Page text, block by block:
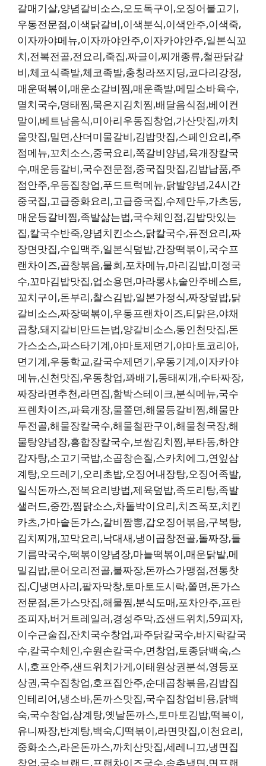
갈매기살,양념갈비소스,오도독구이,오징어불고기,
우동전문점,이색닭갈비,이색분식,이색안주,이색죽,
이자까야메뉴,이자까야안주,이자카야안주,일본식꼬
치,전복전골,전요리,죽집,짜글이,찌개종류,철판닭갈
비,체코식족발,체코족발,충칭라쯔지딩,코다리강정,
매운떡볶이,매운소갈비찜,매운족발,메밀소바육수,
멸치국수,명태찜,묵은지김치찜,배달음식점,베이컨
말이,베트남음식,미아리우동집창업,가산맛집,까치
울맛집,밀면,산더미물갈비,김밥맛집,스페인요리,주
점메뉴,꼬치소스,중국요리,쪽갈비양념,육개장칼국
수,매운등갈비,국수전문점,중국집맛집,김밥납품,주
점안주,우동집창업,푸드트럭메뉴,닭발양념,24시간
중국집,고급중화요리,고급중국집,수제만두,가츠동,
매운등갈비찜,족발삶는법,국수체인점,김밥맛있는
집,칼국수반죽,양념치킨소스,닭칼국수,퓨전요리,짜
장면맛집,수입맥주,일본식덮밥,간장떡볶이,국수프
랜차이즈,곱창볶음,물회,포차메뉴,마리김밥,미정국
수,꼬마김밥맛집,업소용면,마라롱샤,술안주베스트,
꼬치구이,돈부리,찰스김밥,일본가정식,짜장덮밥,닭
갈비소스,짜장떡볶이,우동프랜차이즈,티맑은,야채
곱창,돼지갈비만드는법,양갈비소스,동인천맛집,돈
가스소스,파스타기계,야마토제면기,야마토코리아,
면기계,우동학교,칼국수제면기,우동기계,이자카야
메뉴,신천맛집,우동창업,꽈배기,동태찌개,수타짜장,
짜장라면추천,라면집,함박스테이크,분식메뉴,국수
프렌차이즈,파육개장,물쫄면,해물등갈비찜,해물만
두전골,해물장칼국수,해물철판구이,해물청국장,해
물탕양념장,홍합장칼국수,보쌈김치찜,부타동,하얀
감자탕,소고기국밥,소곱창손질,스카치에그,연잎삼
계탕,오드레기,오리초밥,오징어내장탕,오징어족발,
일식돈까스,전복요리방법,제육덮밥,족도리탕,족발
샐러드,중깐,찜닭소스,차돌박이요리,치즈폭포,치킨
카츠,가마솥돈가스,갈비짬뽕,갑오징어볶음,구복탕,
김치찌개,꼬막요리,낙대새,냉이곱창전골,돌짜장,들
기름막국수,떡볶이양념장,마늘떡볶이,매운닭발,메
밀김밥,문어오리전골,불짜장,돈까스가맹점,전통찻
집,CJ냉면사리,팔자막창,토마토도시락,쫄면,돈가스
전문점,돈가스맛집,해물찜,분식도매,포차안주,프란
조피자,버거트레일러,경성주막,죠샌드위치,59피자,
이수근술집,잔치국수창업,파주닭칼국수,바지락칼국
수,칼국수체인,수원손칼국수,면창업,토종닭백숙,스
시,호프안주,샌드위치가게,이태원상권분석,영등포
상권,국수집창업,호프집안주,순대곱창볶음,김밥집
인테리어,냉소바,돈까스맛집,국수집창업비용,닭백
숙,국수창업,삼계탕,옛날돈까스,토마토김밥,떡복이,
유니짜장,반계탕,백숙,CJ떡볶이,라면맛집,이천요리,
중화소스,라온돈까스,까치산맛집,세레니끄,냉면집
창업,국수브랜드,프랜차이즈국수,송추냉면,면프랜